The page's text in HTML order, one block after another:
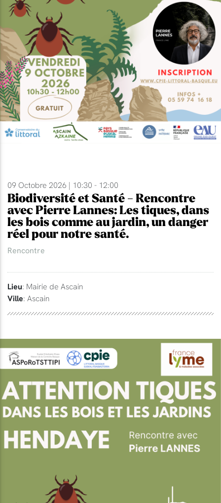
09 Octobre 2026 | 10:30 - 12:00
Biodiversité et Santé - Rencontre
avec Pierre Lannes: Les tiques, dans
les bois comme au jardin, un danger
réel pour notre santé.
Rencontre
Lieu: Mairie de Ascain
Ville: Ascain